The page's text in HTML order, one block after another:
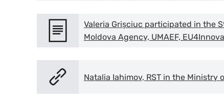
Valeria Grișciuc participated in the
Moldova Agency, UMAEF,
Natalia Iahimov, RST in the